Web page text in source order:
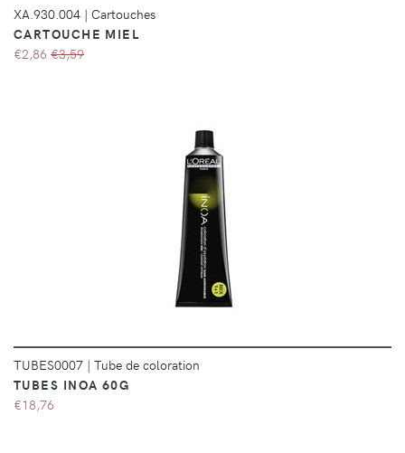
XA.930.004 | Cartouches
CARTOUCHE MIEL
€2,86 €3,59
DÉTAILS
TUBES0007 | Tube de coloration
TUBES INOA 60G
€18,76